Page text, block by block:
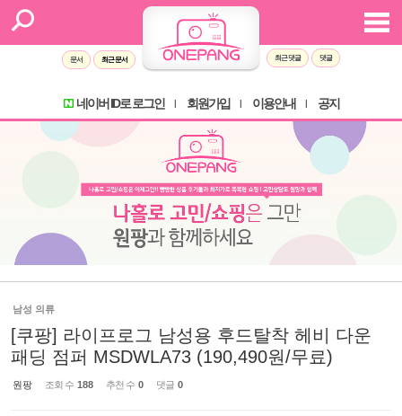
문서 최근 문서 최근 댓글 댓글
네이버 ID로 로그인 회원가입 이용안내 공지
남성 의류
[쿠팡] 라이프로그 남성용 후드탈착 헤비 다운
패딩 점퍼 MSDWLA73 (190,490원/무료)
원팡 조회 수 188 추천 수 0 댓글 0